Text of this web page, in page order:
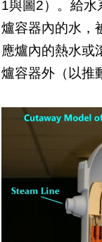
1與圖2）。給水
爐容器內的水，
應爐內的熱水或
爐容器外（以推